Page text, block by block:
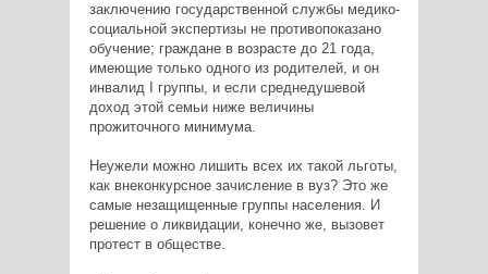
заключению государственной службы медико-
социальной экспертизы не противопоказано
обучение; граждане в возрасте до 21 года,
имеющие только одного из родителей, и он
инвалид I группы, и если среднедушевой
доход этой семьи ниже величины
прожиточного минимума.
Неужели можно лишить всех их такой льготы,
как внеконкурсное зачисление в вуз? Это же
самые незащищенные группы населения. И
решение о ликвидации, конечно же, вызовет
протест в обществе.